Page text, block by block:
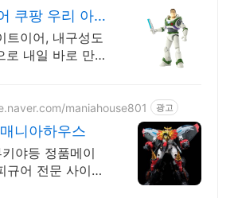
쿠팡 우리 아
트이어, 내구성도
로 내일 바로 만
maniahouse801 광고
니아하우스
야등 정품메이
규어 전문 사이트